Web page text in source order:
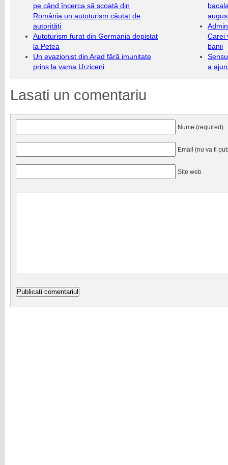
pe când încerca să scoată din
România un autoturism căutat de
autorități
Autoturism furat din Germania depistat
la Petea
Un evazionist din Arad fără imunitate
prins la vama Urziceni
Carei
banii
a
Lasati un comentariu
Nume (required)
Email (nu va fi
Site web